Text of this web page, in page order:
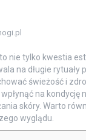
nie tylko kwestia
na długie
świeżość i
na
skóry. Warto
wyglądu.